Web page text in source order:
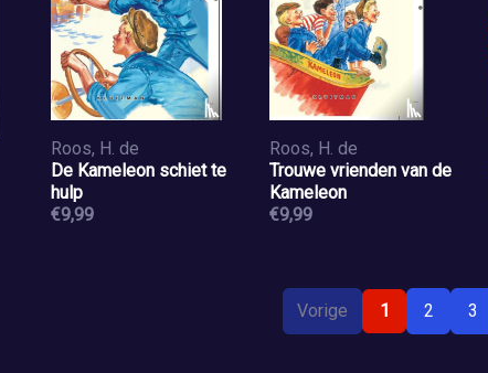
Roos, H. de
De Kameleon schiet te
hulp
€9,99
Roos, H. de
Trouwe vrienden van de
Kameleon
€9,99
Vorige 1 2 3